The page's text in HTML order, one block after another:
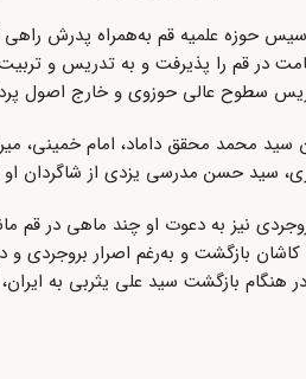
با تأسیس حوزه علمیه قم به‌همراه
در قم را پذیرفت و به تدریس و
سطوح عالی حوزوی و خارج اصول
محمد محقق داماد، امام خمینی،
سید حسن مدرسی یزدی از شاگردان او
بازگشت و به‌رغم اصرار بروجردی
در هنگام بازگشت سید علی یثربی به